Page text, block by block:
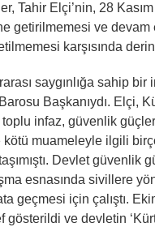
Tahir Elçi’nin, 28
getirilmemesi ve devam
karşısında derin
saygınlığa sahip bir
Başkanıydı. Elçi,
toplu infaz, güvenlik
muameleyle ilgili
Devlet güvenlik
esnasında sivillere
geçmesi için çalıştı.
gösterildi ve devletin